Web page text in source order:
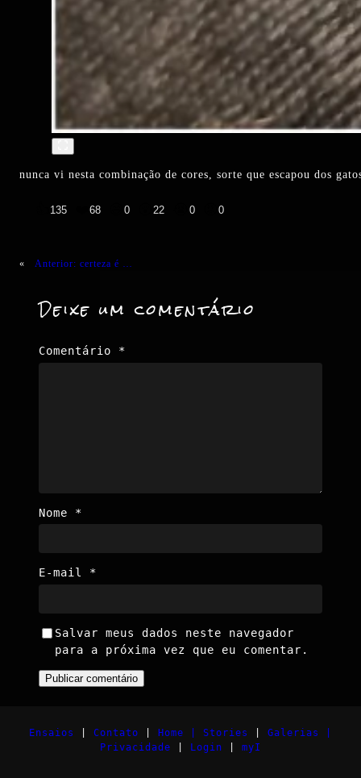
nunca vi nesta combinação de cores, sorte que escapou dos
135 68 0 22 0 0
« Anterior: certeza é …
Deixe um comentário
Comentário *
Nome *
E-mail *
Salvar meus dados neste navegador
para a próxima vez que eu comentar.
Ensaios Contato Home | Stories
Galerias |
Privacidade
Login myI